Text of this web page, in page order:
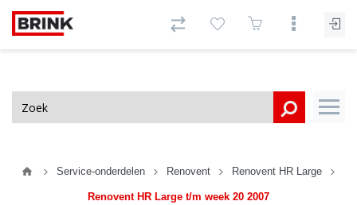
Service-onderdelen Renovent Renovent HR Large
Renovent HR Large t/m week 20 2007